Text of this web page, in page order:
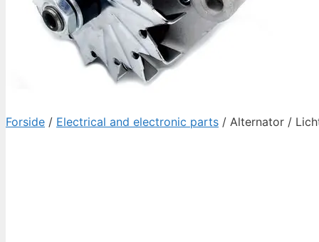
Forside / Electrical and electronic parts / Alternator /